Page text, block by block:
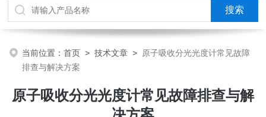
当前位置：首页 >技术文章 > 原子吸收分光光度计常见故障
排查与解决方案
原子吸收分光光度计常见故障排查与解